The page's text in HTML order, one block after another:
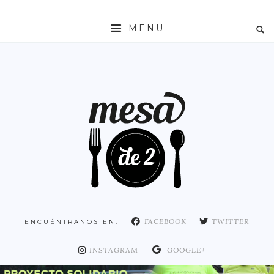
MENU
COMUNIDAD DE MADRID
DISTRITO ARGANZUELA
DISTRITO CHAMARTÍN
ENCUÉNTRANOS EN: FACEBOOK TWITTER
INSTAGRAM GOOGLE+